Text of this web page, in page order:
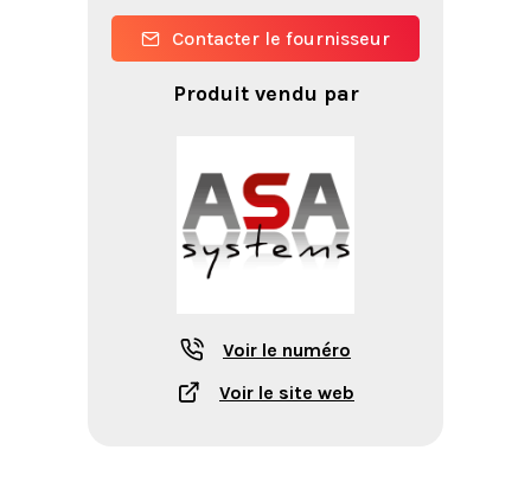
Contacter le fournisseur
Produit vendu par
Voir le numéro
Voir le site web